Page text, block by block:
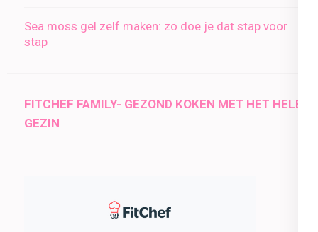
Sea moss gel zelf maken: zo doe je dat stap voor
stap
FITCHEF FAMILY- GEZOND KOKEN MET HET HELE
GEZIN